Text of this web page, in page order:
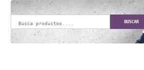
BUSCAR